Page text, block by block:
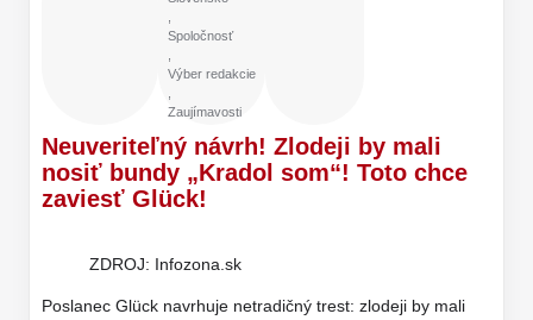
Spoločnosť
Výber redakcie
Zaujímavosti
Neuveriteľný návrh! Zlodeji by mali
nosiť bundy „Kradol som“! Toto chce
zaviesť Glück!
ZDROJ: Infozona.sk
Poslanec Glück navrhuje netradičný trest: zlodeji by mali